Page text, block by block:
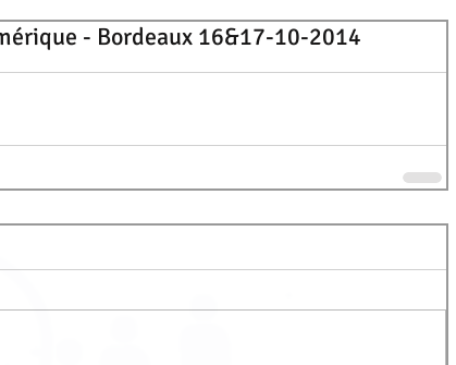
- Bordeaux 16&17-10-2014